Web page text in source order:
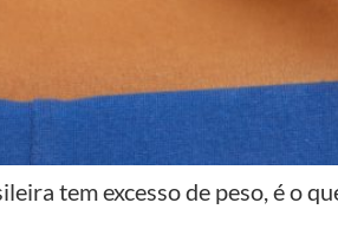
tem excesso de peso, é o